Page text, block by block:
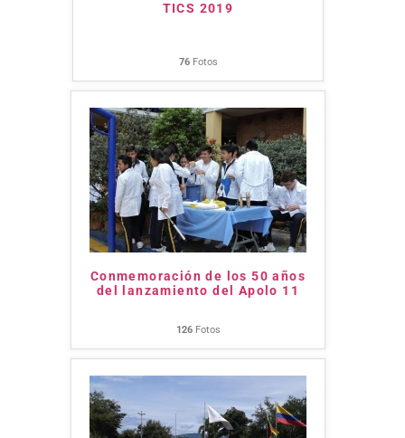
TICS 2019
76Fotos
Conmemoración de los 50 años
del lanzamiento del Apolo 11
126Fotos